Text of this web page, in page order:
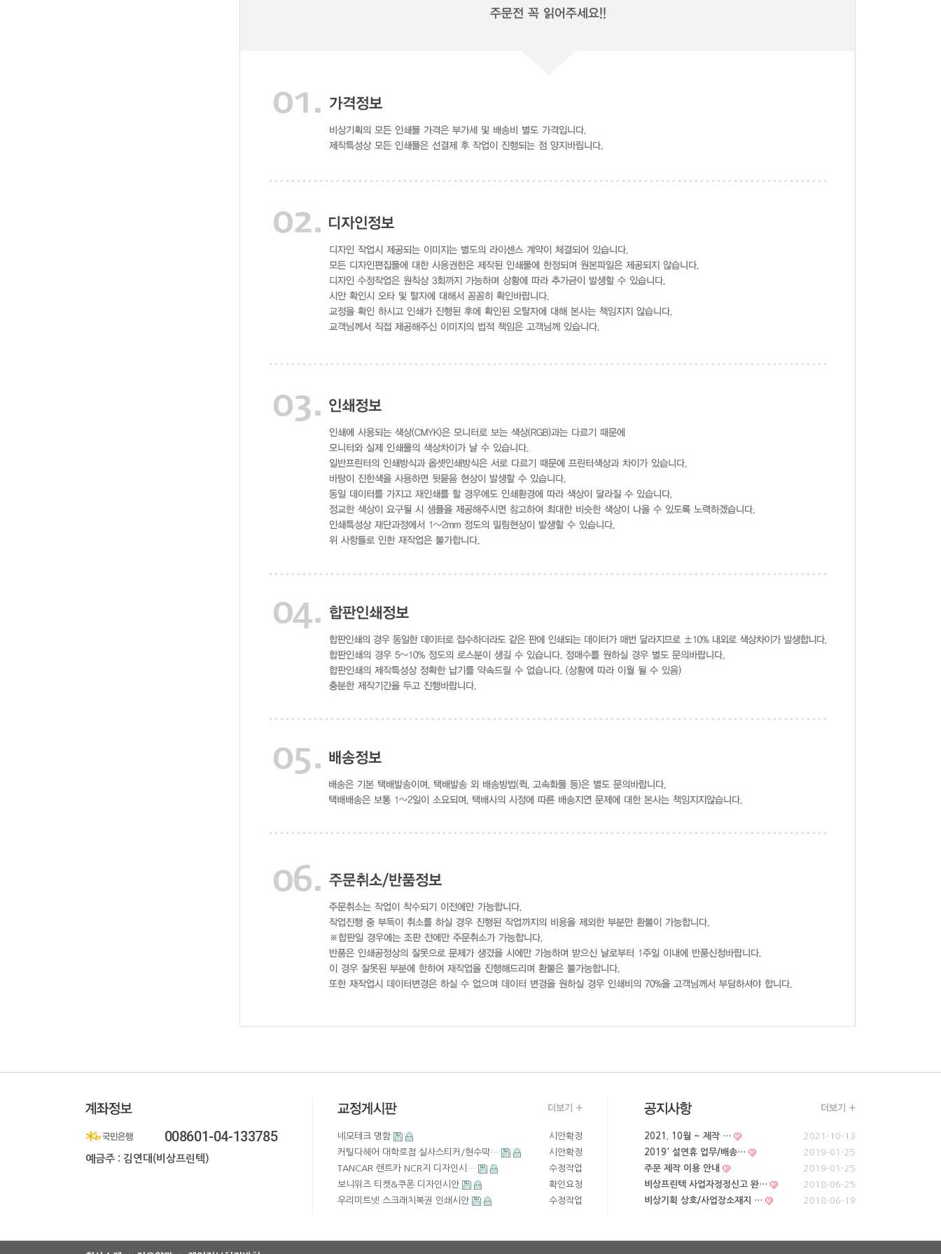
008601-04-133785
예금주 : 김연대(비상프린텍)
네모테크 명함
시안확정
커틸다헤어 대학로점 실사스티커/현수막…
시안확정
TANCAR 렌트카 NCR지 디자인시…
수정작업
보니위즈 티켓&쿠폰 디자인시안
확인요청
우리미트넷 스크래치복권 인쇄시안
수정작업
2021. 10월 ~ 제작 …
2021-10-13
2019' 설연휴 업무/배송…
2019-01-25
주문 제작 이용 안내
2019-01-25
비상프린텍 사업자정정신고 완…
2018-06-25
비상기획 상호/사업장소재지 …
2018-06-19